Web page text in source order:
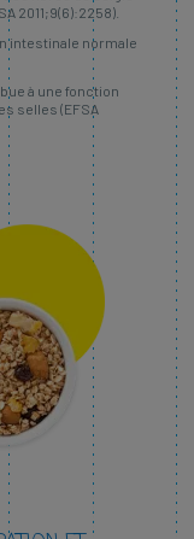
2011;9(6):2258).
intestinale normale
à une fonction
selles (EFSA